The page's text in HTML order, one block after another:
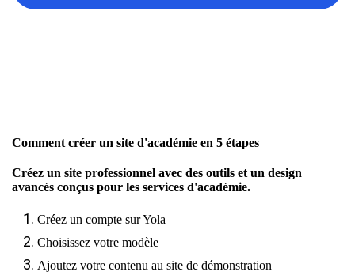
Comment créer un site d'académie en 5 étapes
Créez un site professionnel avec des outils et un design
avancés conçus pour les services d'académie.
Créez un compte sur Yola
Choisissez votre modèle
Ajoutez votre contenu au site de démonstration